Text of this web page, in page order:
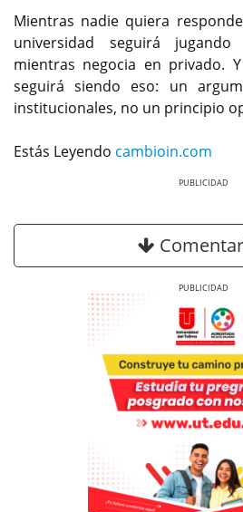
Mientras nadie quiera
universidad seguirá
mientras negocia en privado.
seguirá siendo eso: un
institucionales, no un principio
Estás Leyendo cambioin.com